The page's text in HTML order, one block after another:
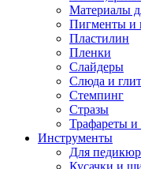
Материалы
Пигменты и
Пластилин
Пленки
Слайдеры
Слюда и
Стемпинг
Стразы
Трафареты и
Инструменты
Для
Кусачки и